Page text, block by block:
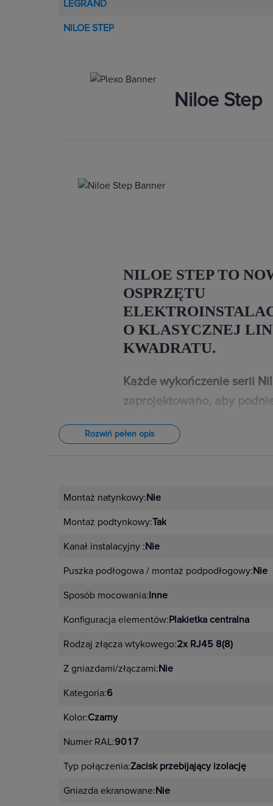
LEGRAND
NILOE STEP
Niloe Step
NILOE STEP TO
OSPRZĘTU
O KLASYCZNEJ
KWADRATU.
Każde wykończenie serii
zaprojektowano, aby
Twojego domu.
W przypadku wystroju wnętrz
czarnym, aluminium i stalowym.
kompozycje dopasowane do
można stworzyć dzięki 10 kolorom
Pastelowe odcienie – pudrowy
Nowoczesne kolory imitujące
znaki pozycji ON/OFF
powiększony obszar
Rozwiń pełen opis
Montaż natynkowy:Nie
Montaż podtynkowy:Tak
Kanał instalacyjny :Nie
Puszka podłogowa / montaż podpodłogowy:Nie
Sposób mocowania:Inne
Konfiguracja elementów:Plakietka centralna
Rodzaj złącza wtykowego:2x RJ45 8(8)
Z gniazdami/złączami:Nie
Kategoria:6
Kolor:Czarny
Numer RAL:9017
Typ połączenia:Zacisk przebijający izolację
Gniazda ekranowane:Nie